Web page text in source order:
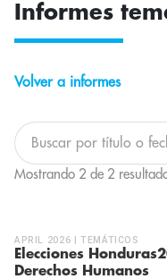
Informes
Volver a informes
Buscar informes
Mostrando 2 de 2
APRIL 2026 | TEMÁTICOS
Elecciones
Derechos Humanos